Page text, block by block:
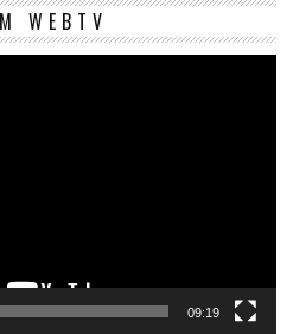
WEBTV
09:19